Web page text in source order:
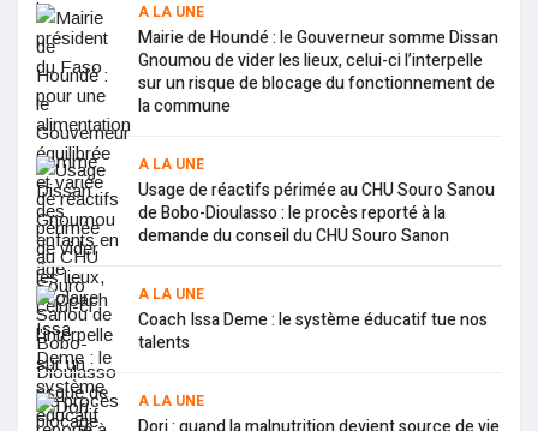
A LA UNE
Mairie de Houndé : le Gouverneur somme Dissan
Gnoumou de vider les lieux, celui-ci l’interpelle
sur un risque de blocage du fonctionnement de
la commune
A LA UNE
Usage de réactifs périmée au CHU Souro Sanou
de Bobo-Dioulasso : le procès reporté à la
demande du conseil du CHU Souro Sanon
A LA UNE
Coach Issa Deme : le système éducatif tue nos
talents
A LA UNE